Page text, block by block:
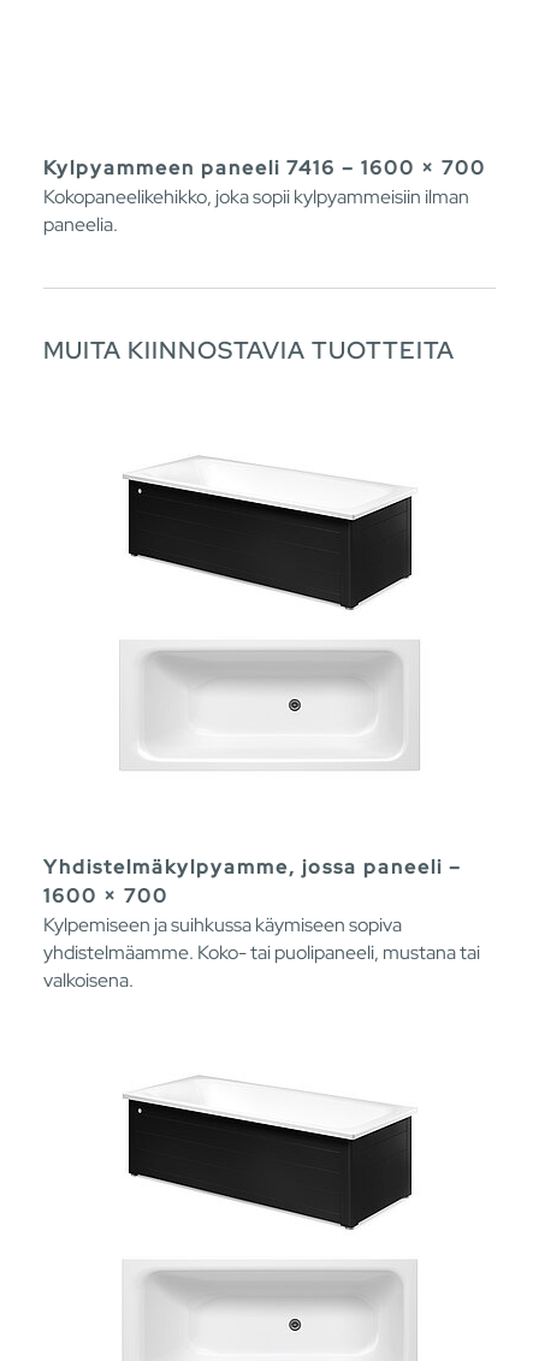
Kylpyammeen paneeli 7416 – 1600 × 700
Kokopaneelikehikko, joka sopii kylpyammeisiin ilman
paneelia.
MUITA KIINNOSTAVIA TUOTTEITA
Yhdistelmäkylpyamme, jossa paneeli –
1600 × 700
Kylpemiseen ja suihkussa käymiseen sopiva
yhdistelmäamme. Koko- tai puolipaneeli, mustana tai
valkoisena.